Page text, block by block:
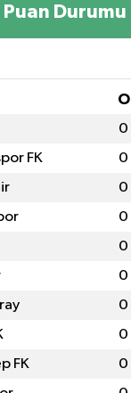
Durumu
O
0
FK 0
0
0
0
0
0
0
FK 0